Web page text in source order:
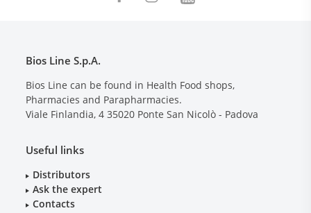
Bios Line S.p.A.
Bios Line can be found in Health Food shops,
Pharmacies and Parapharmacies.
Viale Finlandia, 4 35020 Ponte San Nicolò - Padova
Useful links
Distributors
Ask the expert
Contacts